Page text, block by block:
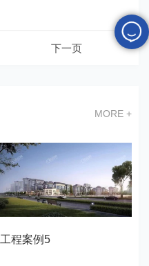
下一页
MORE +
工程案例5